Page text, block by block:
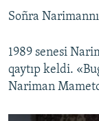
Soñra Narimannı
1989 senesi
qaytıp keldi.
Nariman